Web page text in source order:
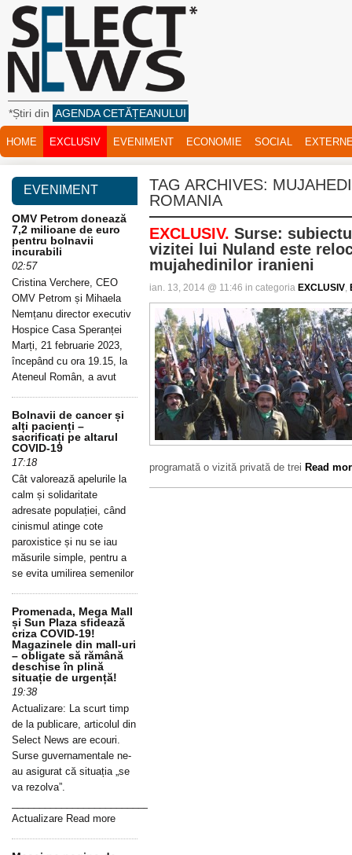
*Știri din AGENDA CETĂȚEANULUI
HOME EXCLUSIV EVENIMENT ECONOMIE SOCIAL
TAG ARCHIVES:
ROMANIA
EXCLUSIV. Surse:
vizitei lui Nuland este
mujahedinilor iranieni
ian. 13, 2014 @ 11:46 in categoria EXCLUSIV,
programată o vizită privată de trei Read
EVENIMENT
OMV Petrom donează
7,2 milioane de euro
pentru bolnavii
incurabili
02:57
Cristina Verchere, CEO
OMV Petrom și Mihaela
Nemțanu director executiv
Hospice Casa Speranței
Marți, 21 februarie 2023,
începând cu ora 19.15, la
Ateneul Român, a avut
Bolnavii de cancer și
alți pacienți –
sacrificați pe altarul
COVID-19
17:18
Cât valorează apelurile la
calm și solidaritate
adresate populației, când
cinismul atinge cote
paroxistice și nu se iau
măsurile simple, pentru a
se evita umilirea semenilor
Promenada, Mega Mall
și Sun Plaza sfidează
criza COVID-19!
Magazinele din mall-uri
– obligate să rămână
deschise în plină
situație de urgență!
19:38
Actualizare: La scurt timp
de la publicare, articolul din
Select News are ecouri.
Surse guvernamentale ne-
au asigurat că situația „se
va rezolva”.
Actualizare Read more